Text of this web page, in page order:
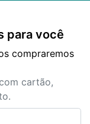
para você
compraremos
cartão,